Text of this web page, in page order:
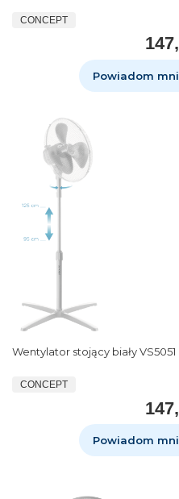
CONCEPT
Powiadom
Wentylator stojący biały VS5051
CONCEPT
Powiadom